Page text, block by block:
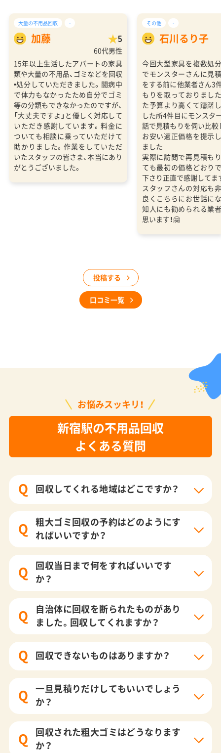
大量の不用品回収 -
加藤 5
60代男性
15年以上生活したアパートの家具
類や大量の不用品、ゴミなどを回収
•処分していただきました。闘病中
で体力もなかったため自分でゴミ
等の分類もできなかったのですが、
「大丈夫ですよ」と優しく対応して
いただき感謝しています。料金に
ついても相談に乗っていただけて
助かりました。作業をしていただ
いたスタッフの皆さま、本当にあり
がとうございました。
その他 -
石川るり子
今回大型家具を複数処
でモンスターさんに見
をする前に他業者さん3
もりを取っておりまし
た予算より高くて躊躇
した所4件目にモンスタ
話で見積もりを伺い比
お安い適正価格を提示
ました
実際に訪問で再見積も
ても最初の価格どおり
下さり正直で感謝してま
スタッフさんの対応も
良くこちらにお世話に
知人にも勧められる業
思います！🤗
投稿する
口コミ一覧
お悩みスッキリ！
新宿駅の不用品回収
よくある質問
Q 回収してくれる地域はどこですか？
Q
粗大ゴミ回収の予約はどのようにす
ればいいですか？
Q
回収当日まで何をすればいいです
か？
Q
自治体に回収を断られたものがあり
ました。回収してくれますか？
Q 回収できないものはありますか？
Q
一旦見積りだけしてもいいでしょう
か？
Q
回収された粗大ゴミはどうなります
か？